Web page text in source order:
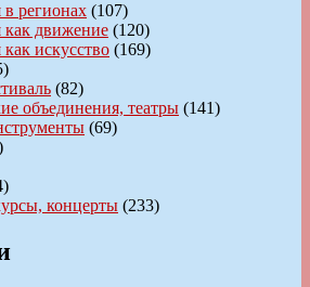
в регионах (107)
как движение (120)
искусство (169)
(82)
объединения, театры (141)
(69)
концерты (233)